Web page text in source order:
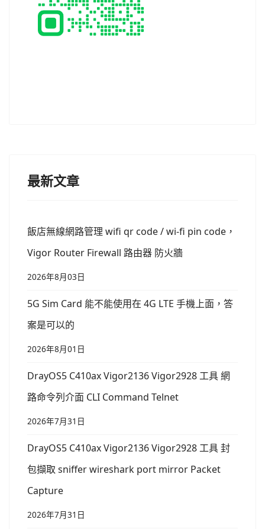
最新文章
飯店無線網路管理 wifi qr code / wi-fi pin code，
Vigor Router Firewall 路由器 防火牆
2026年8月03日
5G Sim Card 能不能使用在 4G LTE 手機上面，答
案是可以的
2026年8月01日
DrayOS5 C410ax Vigor2136 Vigor2928 工具 網
路命令列介面 CLI Command Telnet
2026年7月31日
DrayOS5 C410ax Vigor2136 Vigor2928 工具 封
包擷取 sniffer wireshark port mirror Packet
Capture
2026年7月31日